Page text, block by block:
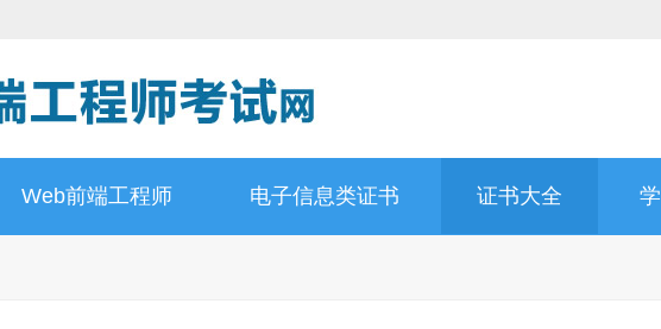
Web前端工程师 电子信息类证书 证书大全